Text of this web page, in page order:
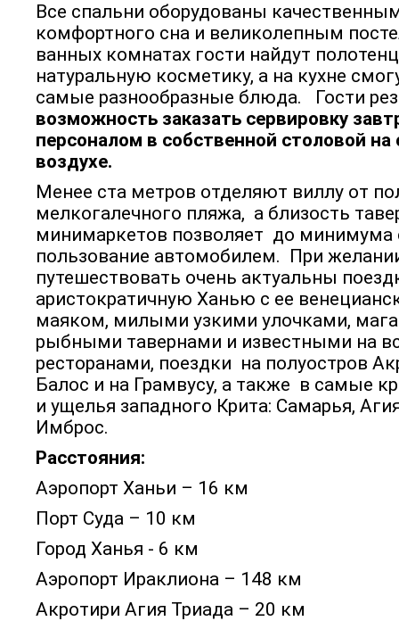
Все спальни оборудованы
комфортного сна и великолепным
ванных комнатах гости найдут
натуральную косметику, а на кухне
самые разнообразные блюда. Гости
возможность заказать сервировку
персоналом в собственной столовой
воздухе.
Менее ста метров отделяют виллу от
мелкогалечного пляжа, а близость
минимаркетов позволяет до минимума
пользование автомобилем. При
путешествовать очень актуальны
аристократичную Ханью с ее
маяком, милыми узкими улочками,
рыбными тавернами и известными на
ресторанами, поездки на полуостров
Балос и на Грамвусу, а также в самые
и ущелья западного Крита: Самарья,
Имброс.
Расстояния:
Аэропорт Ханьи – 16 км
Порт Суда – 10 км
Город Ханья - 6 км
Аэропорт Ираклиона – 148 км
Акротири Агия Триада – 20 км